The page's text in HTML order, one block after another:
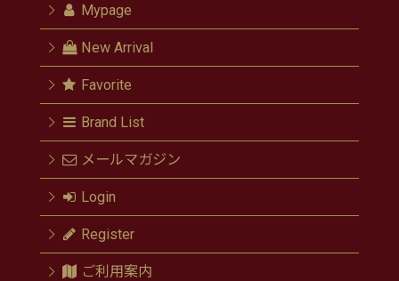
Mypage
New Arrival
Favorite
Brand List
メールマガジン
Login
Register
ご利用案内